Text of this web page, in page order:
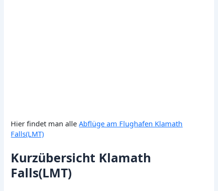
Hier findet man alleAbflüge am Flughafen Klamath
Falls(LMT)
Kurzübersicht Klamath
Falls(LMT)